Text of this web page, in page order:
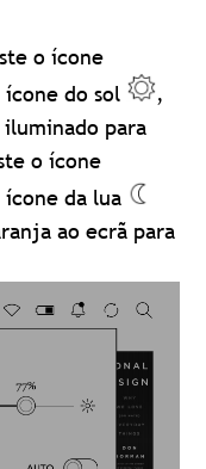
o ícone
do sol
,
para
o ícone
da lua
ao ecrã para